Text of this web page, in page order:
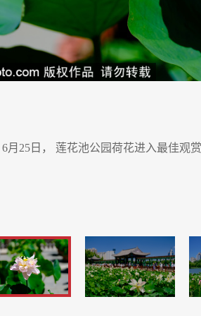
6月25日， 莲花池公园荷花进入最佳观